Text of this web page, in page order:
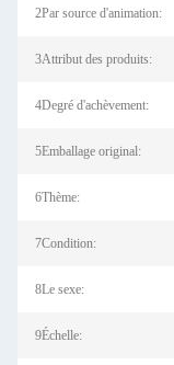
2Par source d'animation:
3Attribut des produits:
4Degré d'achèvement:
5Emballage original:
6Thème:
7Condition:
8Le sexe:
9Échelle: